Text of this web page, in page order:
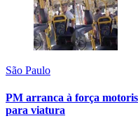
São Paulo
PM arranca à força
para viatura